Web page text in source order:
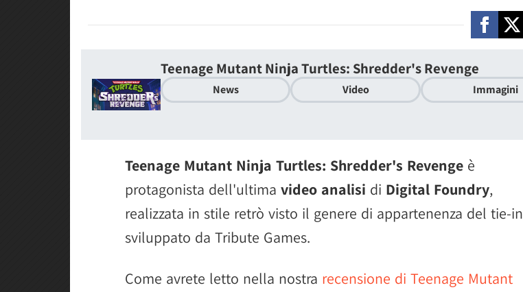
Teenage Mutant Ninja Turtles: Shredder's Revenge
News Video Immagini
Teenage Mutant Ninja Turtles: Shredder's Revenge è
protagonista dell'ultima video analisi di Digital Foundry,
realizzata in stile retrò visto il genere di appartenenza del tie-in
sviluppato da Tribute Games.
Come avrete letto nella nostra recensione di Teenage Mutant